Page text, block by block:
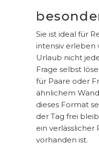
Sie ist ideal für
intensiv erleben
Urlaub nicht
Frage selbst
für Paare oder
ähnlichem
dieses Format
der Tag frei
ein verlässlicher
vorhanden ist.